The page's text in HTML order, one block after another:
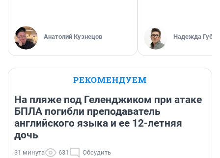
Анатолий Кузнецов Надежда
РЕКОМЕНДУЕМ
На пляже под Геленджиком при атаке
БПЛА погибли преподаватель
английского языка и ее 12-летняя
дочь
31 минута 631 Обсудить